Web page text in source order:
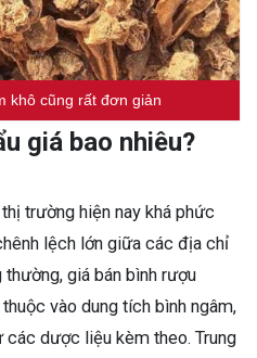
khô cũng rất đơn giản
giá bao nhiêu?
trường hiện nay khá phức
lệch lớn giữa các địa chỉ
thường, giá bán bình rượu
vào dung tích bình ngâm,
các dược liệu kèm theo. Trung